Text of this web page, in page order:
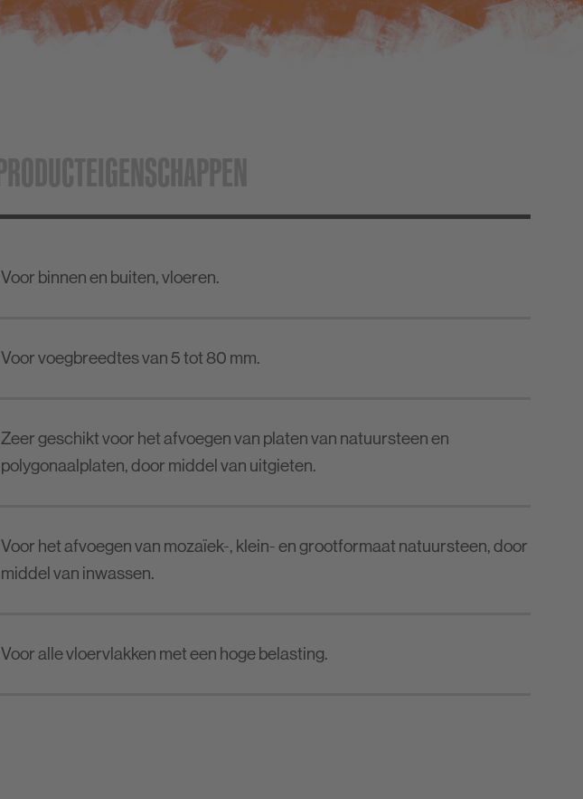
Voor binnen en buiten, vloeren.
Voor voegbreedtes van 5 tot 80 mm.
Zeer geschikt voor het afvoegen van platen van natuursteen en
polygonaalplaten, door middel van uitgieten.
Voor het afvoegen van mozaïek-, klein- en grootformaat natuursteen, door
middel van inwassen.
Voor alle vloervlakken met een hoge belasting.